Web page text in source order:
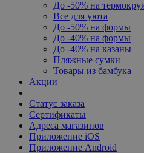
До -50% на
Все для уюта
До -50% на формы
До -40% на формы
До -40% на казаны
Пляжные сумки
Товары из бамбука
Акции
Статус заказа
Сертификаты
Адреса магазинов
Приложение iOS
Приложение Android